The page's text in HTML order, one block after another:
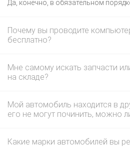
Да, конечно, в обязательном
Почему вы проводите
бесплатно?
Мне самому искать запчасти
на складе?
Мой автомобиль находится в
его не могут починить, можно
Какие марки автомобилей вы